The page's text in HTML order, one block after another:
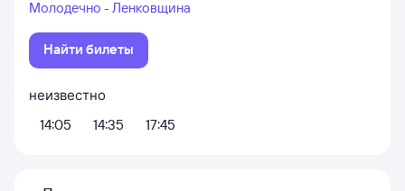
Молодечно - Ленковщина
Найти билеты
неизвестно
14:05
14:35 17:45